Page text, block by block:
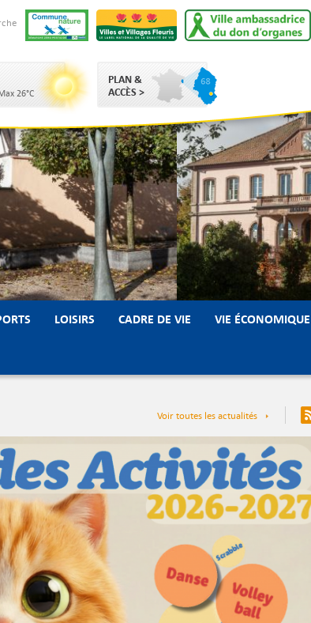
26°C
PLAN &
ACCÈS >
LOISIRS CADRE DE VIE VIE ÉCONOMIQUE
Voir toutes les actualités